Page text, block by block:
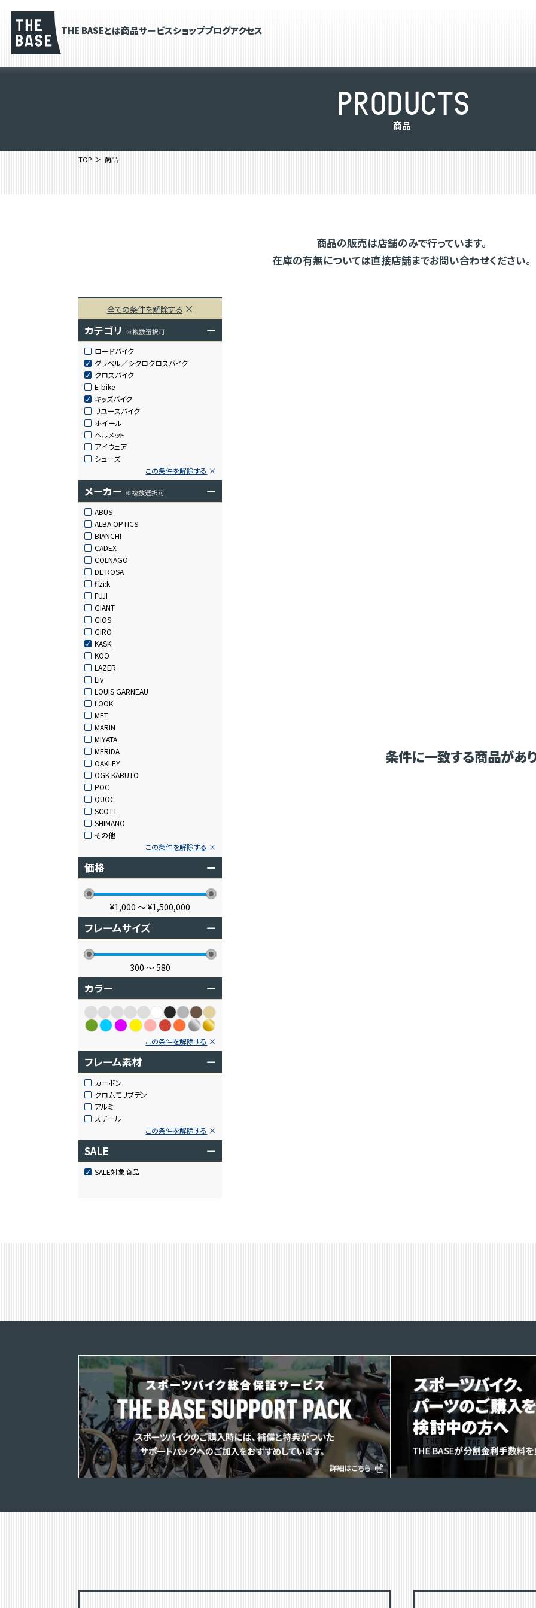
THE BASEとは商品サービスショップブログアクセス
PRODUCTS
商品
TOP 商品
商品の販売は店舗のみで行っています。
在庫の有無については直接店舗までお問い合わせください。
全ての条件を解除する
カテゴリ ※複数選択可 ー
ロードバイク
グラベル／シクロクロスバイク
クロスバイク
E-bike
キッズバイク
リユースバイク
ホイール
ヘルメット
アイウェア
シューズ
この条件を解除する
メーカー ※複数選択可 ー
ABUS
ALBA OPTICS
BIANCHI
CADEX
COLNAGO
DE ROSA
fizi:k
FUJI
GIANT
GIOS
GIRO
KASK
KOO
LAZER
Liv
LOUIS GARNEAU
LOOK
MET
MARIN
MIYATA
MERIDA
OAKLEY
OGK KABUTO
POC
QUOC
SCOTT
SHIMANO
その他
この条件を解除する
価格 ー
¥1,000 〜¥1,500,000
フレームサイズ ー
300 〜580
カラー ー
この条件を解除する
フレーム素材 ー
カーボン
クロムモリブデン
アルミ
スチール
この条件を解除する
SALE ー
SALE対象商品
条件に一致する商品があ